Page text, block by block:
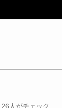
人がチェック